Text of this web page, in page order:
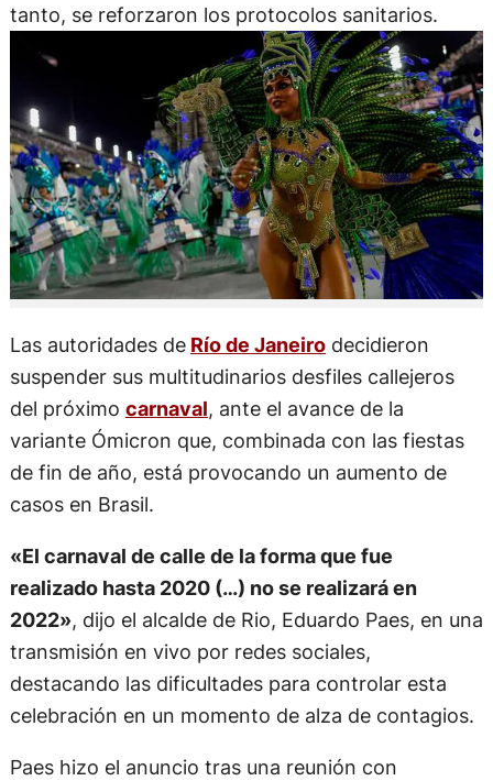
tanto, se reforzaron los protocolos sanitarios.
Las autoridades de Río de Janeirodecidieron
suspender sus multitudinarios desfiles callejeros
del próximo carnaval, ante el avance de la
variante Ómicron que, combinada con las fiestas
de fin de año, está provocando un aumento de
casos en Brasil.
«El carnaval de calle de la forma que fue
realizado hasta 2020 (…) no se realizará en
2022», dijo el alcalde de Rio, Eduardo Paes, en una
transmisión en vivo por redes sociales,
destacando las dificultades para controlar esta
celebración en un momento de alza de contagios.
Paes hizo el anuncio tras una reunión con